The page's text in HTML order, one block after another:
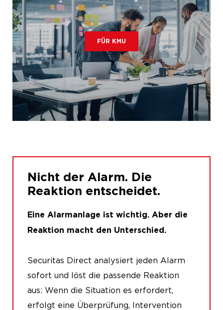
FÜR KMU
Nicht der Alarm. Die
Reaktion entscheidet.
Eine Alarmanlage ist wichtig. Aber die
Reaktion macht den Unterschied.
Securitas Direct analysiert jeden Alarm
sofort und löst die passende Reaktion
aus: Wenn die Situation es erfordert,
erfolgt eine Überprüfung, Intervention